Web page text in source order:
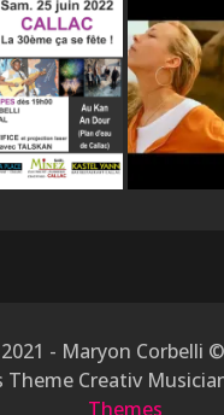
2021 - Maryon Corbelli
Theme Creativ
Themes